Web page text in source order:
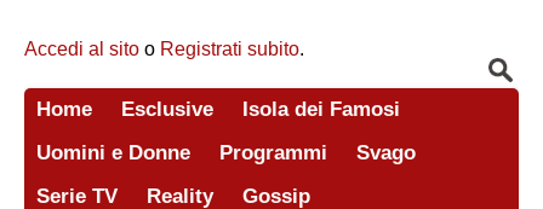
Accedi al sito o Registrati subito.
Home Esclusive
Isola dei Famosi
Uomini e Donne
Programmi
Svago
Serie TV
Reality Gossip